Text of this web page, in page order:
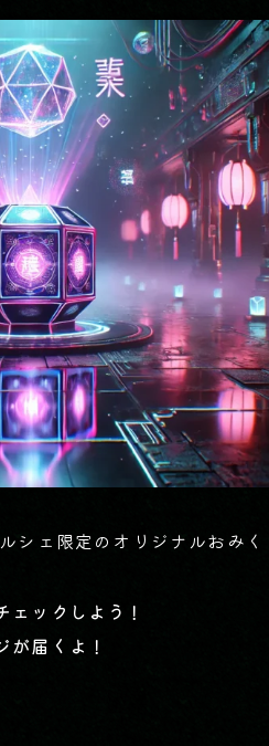
シェ限定のオリジナルおみ
ックしよう！
届くよ！